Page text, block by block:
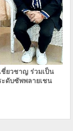
ยวชาญ ร่วมเป็น
ะดับซัพพลายเชน